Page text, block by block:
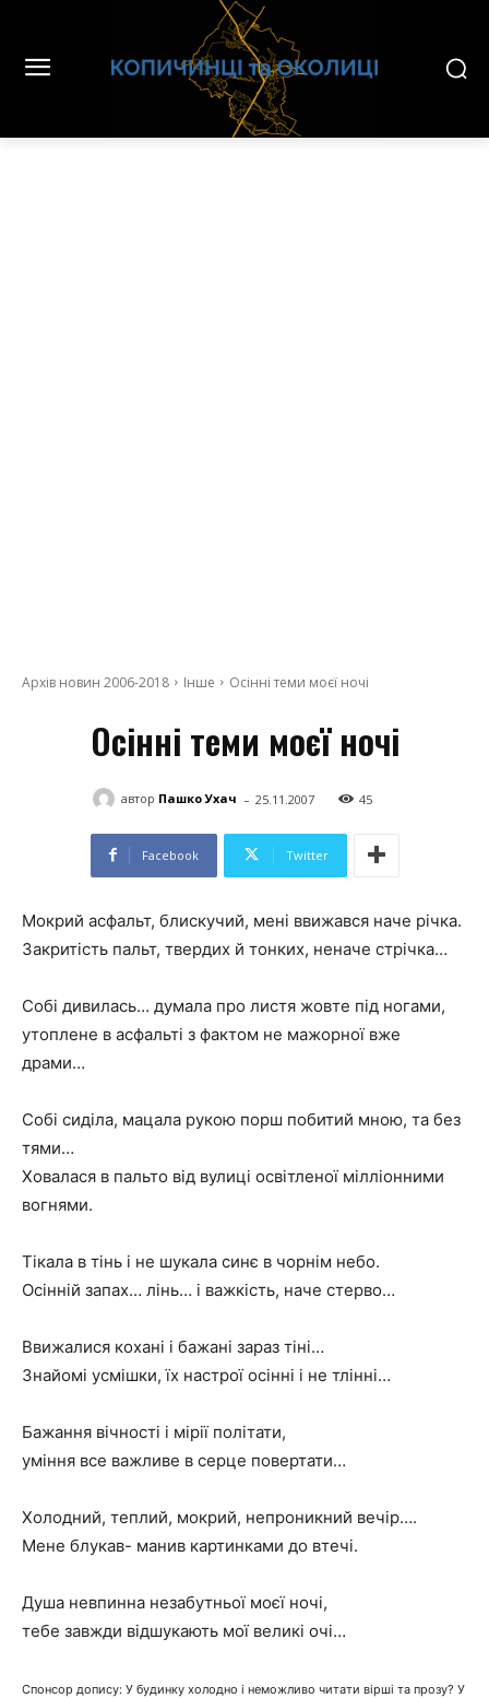
Архів новин 2006-2018 Інше Oсiннi теми моєї ночi
Oсiннi теми моєї ночi
автор Пашко Ухач - 25.11.2007 45
Facebook Twitter
Mокрий асфальт, блискучий, менi ввижався наче рiчка.
3акритiсть пальт, твердих й тонких, неначе стрiчка…
Cобi дивилась… думала про листя жовте пiд ногами,
утоплене в асфальтi з фактом не мажорної вже
драми…
Собi сидiла, мацала рукою порш побитий мною, та без
тями…
Ховалася в пальто вiд вулицi освiтленої мiллiонними
вогнями.
Tiкала в тiнь i не шукала синє в чорнiм небо.
Осiннiй запах… лiнь… i важкiсть, наче стерво…
Ввижалися коханi i бажанi зараз тiнi…
Знайомi усмiшки, їх настрої осiннi i не тлiннi…
Бажання вiчностi i мiрiї полiтати,
yмiння все важливе в серце повертати…
Холодний, теплий, мокрий, непроникний вечiр….
Мене блукав- манив картинками до втечi.
Душа невпинна незабутньої моєї ночi,
тебе завжди вiдшукають мої великi очi…
Спонсор допису: У будинку холодно і неможливо читати вірші та прозу? У